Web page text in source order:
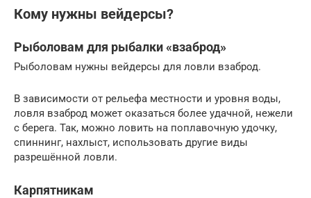
Кому нужны вейдерсы?
Рыболовам для рыбалки «взаброд»
Рыболовам нужны вейдерсы для ловли взаброд.
В зависимости от рельефа местности и уровня воды,
ловля взаброд может оказаться более удачной, нежели
с берега. Так, можно ловить на поплавочную удочку,
спиннинг, нахлыст, использовать другие виды
разрешённой ловли.
Карпятникам